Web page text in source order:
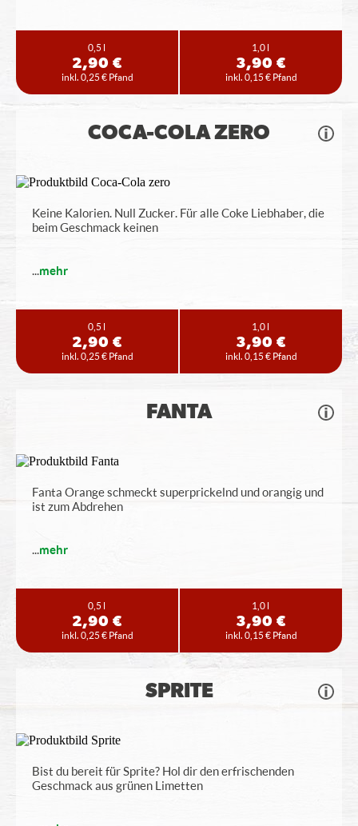
0,5 l
2,90 €
inkl. 0,25 € Pfand
1,0 l
3,90 €
inkl. 0,15 € Pfand
COCA-COLA ZERO
Keine Kalorien. Null Zucker. Für alle Coke Liebhaber, die
beim Geschmack keinen
...mehr
0,5 l
2,90 €
inkl. 0,25 € Pfand
1,0 l
3,90 €
inkl. 0,15 € Pfand
FANTA
Fanta Orange schmeckt superprickelnd und orangig und
ist zum Abdrehen
...mehr
0,5 l
2,90 €
inkl. 0,25 € Pfand
1,0 l
3,90 €
inkl. 0,15 € Pfand
SPRITE
Bist du bereit für Sprite? Hol dir den erfrischenden
Geschmack aus grünen Limetten